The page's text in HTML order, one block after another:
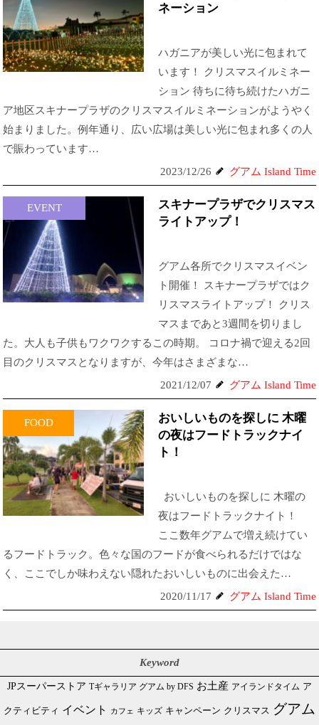
ネーション
ハガニアが美しい光に包まれて
います！ クリスマスイルミネー
ション 待ちに待ち続けたハガニ
ア地区スキナープラザのクリスマスイルミネーションがようやく
始まりました。例年通り、広い広場は美しい光に包まれ多くの人
で賑わっています…
2023/12/26
グアム Island Time
EVENT
スキナープラザでクリスマス
ライトアップ！
グアム各所でクリスマスイベン
ト開催！ スキナープラザではク
リスマスライトアップ！ クリス
マスまであと3週間を切りまし
た。大人も子供もワクワクするこの時期。 コロナ禍で迎える2回
目のクリスマスとなりますが、今年はさまざまな…
2021/12/07
グアム Island Time
FOOD
おいしいものを探しに 木曜
の夜はフードトラックナイ
ト！
おいしいものを探しに 木曜の
夜はフードトラックナイト！
ここ数年グアムで増え続けてい
るフードトラック。色々な国のフードが食べられるだけではな
く、ここでしか味わえない隠れたおいしいものに出会えた…
2020/11/17
グアム Island Time
Keyword
JPスーパーストア Tギャラリア グアム by DFS お土産 アイランドタイム ア
クティビティ イベント カフェ キッズ キャンペーン クリスマス グアム